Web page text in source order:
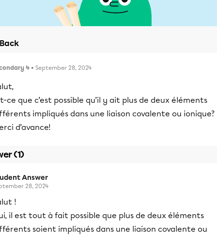
Back
4 • September 28, 2024
ce que c’est possible qu’il y ait plus de deux éléments
impliqués dans une liaison covalente ou ionique?
d’avance!
(1)
Answer
28, 2024
!
il est tout à fait possible que plus de deux éléments
soient impliqués dans une liaison covalente ou